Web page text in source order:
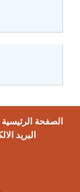
الصفحة الرئيسية
البريد